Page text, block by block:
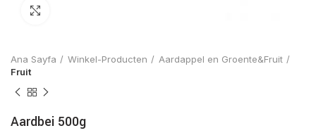
Ana Sayfa Winkel-Producten
Aardappel en Groente&Fruit
Fruit
Aardbei 500g